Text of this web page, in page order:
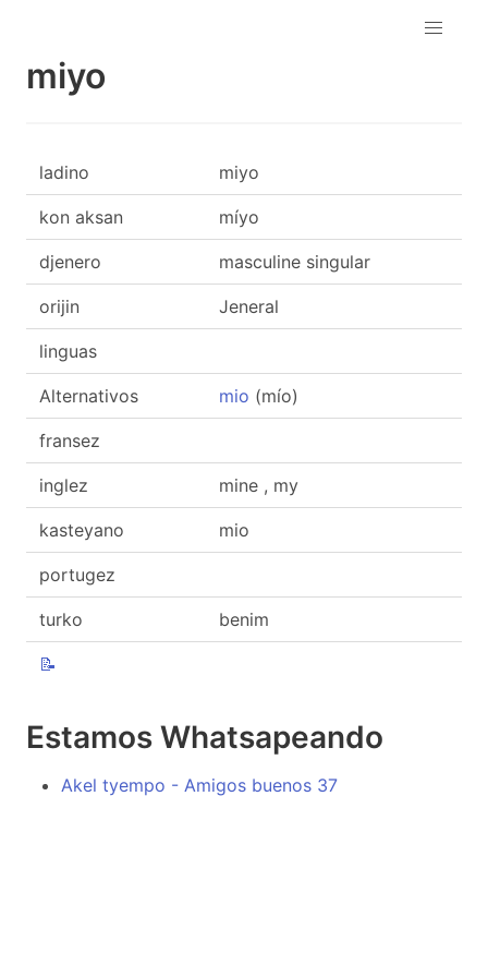
miyo
ladino miyo
kon aksan míyo
djenero masculine singular
orijin Jeneral
linguas
Alternativos mio (mío)
fransez
inglez mine , my
kasteyano mio
portugez
turko benim
📝
Estamos Whatsapeando
Akel tyempo - Amigos buenos 37